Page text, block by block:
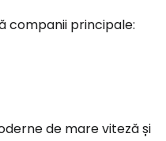
companii principale:
de mare viteză și